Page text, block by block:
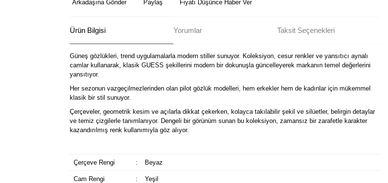
Arkadaşına Gönder Paylaş Fiyatı Düşünce Haber Ver
Ürün Bilgisi Yorumlar Taksit Seçenekleri
Güneş gözlükleri, trend uygulamalarla modern stiller sunuyor. Koleksiyon, cesur renkler ve yansıtıcı aynalı
camlar kullanarak, klasik GUESS şekillerini modern bir dokunuşla güncelleyerek markanın temel değerlerini
yansıtıyor.
Her sezonun vazgeçilmezlerinden olan pilot gözlük modelleri, hem erkekler hem de kadınlar için mükemmel
klasik bir stil sunuyor.
Çerçeveler, geometrik kesim ve açılarla dikkat çekerken, kolayca takılabilir şekil ve silüetler, belirgin detaylar
ve temiz çizgilerle tanımlanıyor. Dengeli bir görünüm sunan bu koleksiyon, zamansız bir zarafetle karakter
kazandırılmış renk kullanımıyla göz alıyor.
Çerçeve Rengi : Beyaz
Cam Rengi : Yeşil